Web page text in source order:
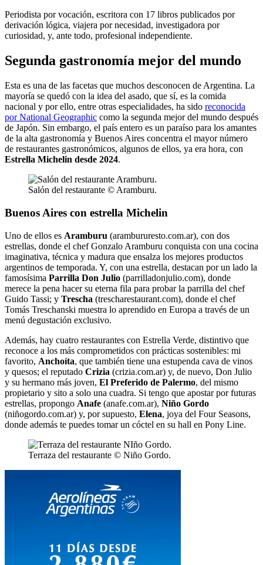
Periodista por vocación, escritora con 17 libros publicados por
derivación lógica, viajera por necesidad, investigadora por
curiosidad, y, ante todo, profesional independiente.
Segunda gastronomía mejor del mundo
Esta es una de las facetas que muchos desconocen de Argentina. La
mayoría se quedó con la idea del asado, que sí, es la comida
nacional y por ello, entre otras especialidades, ha sido reconocida
por National Geographic como la segunda mejor del mundo después
de Japón. Sin embargo, el país entero es un paraíso para los amantes
de la alta gastronomía y Buenos Aires concentra el mayor número
de restaurantes gastronómicos, algunos de ellos, ya era hora, con
Estrella Michelin desde 2024.
Salón del restaurante © Aramburu.
Buenos Aires con estrella Michelin
Uno de ellos es Aramburu (arambururesto.com.ar), con dos
estrellas, donde el chef Gonzalo Aramburu conquista con una cocina
imaginativa, técnica y madura que ensalza los mejores productos
argentinos de temporada. Y, con una estrella, destacan por un lado la
famosísima Parrilla Don Julio (parrilladonjulio.com), donde
merece la pena hacer su eterna fila para probar la parrilla del chef
Guido Tassi; y Trescha (trescharestaurant.com), donde el chef
Tomás Treschanski muestra lo aprendido en Europa a través de un
menú degustación exclusivo.
Además, hay cuatro restaurantes con Estrella Verde, distintivo que
reconoce a los más comprometidos con prácticas sostenibles: mi
favorito, Anchoíta, que también tiene una estupenda cava de vinos
y quesos; el reputado Crizia (crizia.com.ar) y, de nuevo, Don Julio
y su hermano más joven, El Preferido de Palermo, del mismo
propietario y sito a solo una cuadra. Si tengo que apostar por futuras
estrellas, propongo Anafe (anafe.com.ar), Niño Gordo
(niñogordo.com.ar) y, por supuesto, Elena, joya del Four Seasons,
donde además te puedes tomar un cóctel en su hall en Pony Line.
Terraza del restaurante © Niño Gordo.